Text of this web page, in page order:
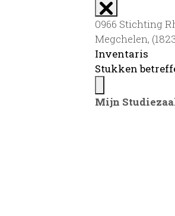
0966 Stichting
Megchelen,
Inventaris
Stukken
Mijn